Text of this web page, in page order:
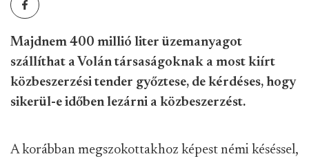
Majdnem 400 millió liter üzemanyagot
szállíthat a Volán társaságoknak a most kiírt
közbeszerzési tender győztese, de kérdéses, hogy
sikerül-e időben lezárni a közbeszerzést.
A korábban megszokottakhoz képest némi késéssel,